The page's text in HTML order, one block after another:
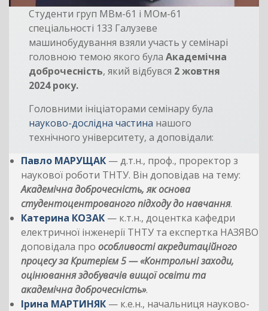
Студенти груп МВм-61 і МОм-61
спеціальності 133 Галузеве
машинобудування взяли участь у семінарі
головною темою якого булаАкадемічна
доброчесність, який відбувся 2 жовтня
2024 року.
Головними ініціаторами семінару була
науково-дослідна частина нашого
технічного університету, а доповідали:
Павло МАРУЩАК — д.т.н., проф., проректор з
наукової роботи ТНТУ. Він доповідав на тему:
Академічна доброчесність, як основа
студентоцентрованого підходу до навчання.
Катерина КОЗАК — к.т.н., доцентка кафедри
електричної інженерії ТНТУ та експертка НАЗЯВО
доповідала про особливості акредитаційного
процесу за Критерієм 5 — «Контрольні заходи,
оцінювання здобувачів вищої освіти та
академічна доброчесність».
Ірина МАРТИНЯК — к.е.н., начальниця науково-